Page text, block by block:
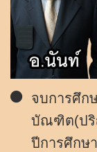
จบการศึก
บัณฑิต(ปริ
ปีการศึกษ